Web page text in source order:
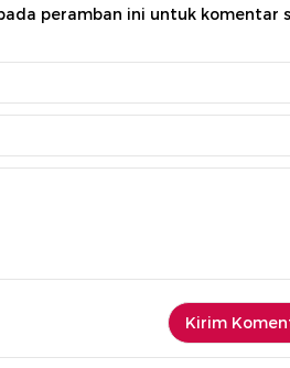
peramban ini untuk komentar